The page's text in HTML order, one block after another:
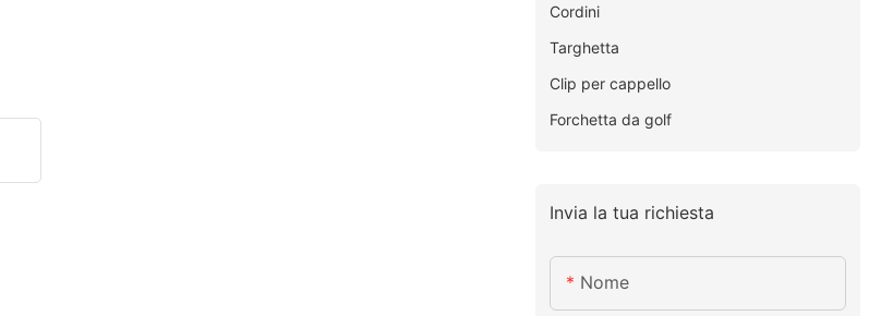
Cordini
Targhetta
Clip per cappello
Forchetta da golf
Invia la tua richiesta
Nome